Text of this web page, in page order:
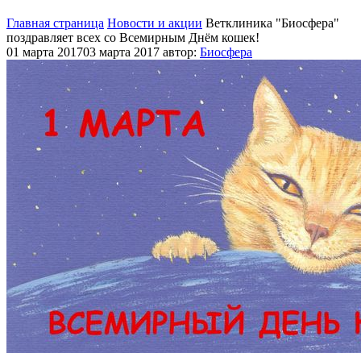
Главная страница Новости и акции Ветклиника "Биосфера"
поздравляет всех со Всемирным Днём кошек!
01 марта 201703 марта 2017 автор: Биосфера